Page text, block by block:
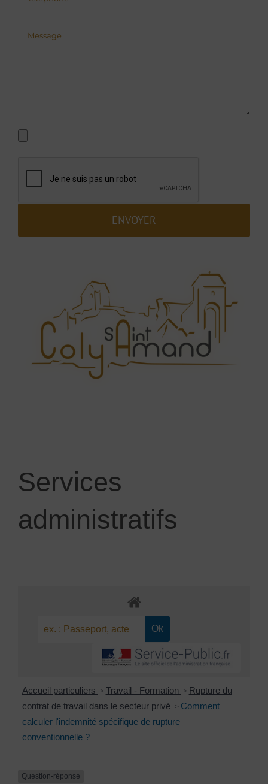
Services
administratifs
Accueil particuliers > Travail - Formation > Rupture du
contrat de travail dans le secteur privé > Comment
calculer l'indemnité spécifique de rupture
conventionnelle ?
Question-réponse